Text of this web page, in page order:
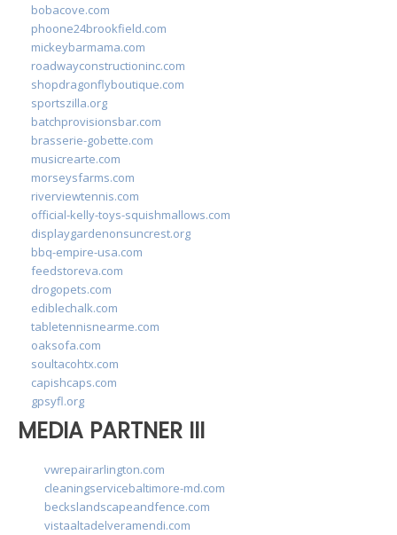
bobacove.com
phoone24brookfield.com
mickeybarmama.com
roadwayconstructioninc.com
shopdragonflyboutique.com
sportszilla.org
batchprovisionsbar.com
brasserie-gobette.com
musicrearte.com
morseysfarms.com
riverviewtennis.com
official-kelly-toys-squishmallows.com
displaygardenonsuncrest.org
bbq-empire-usa.com
feedstoreva.com
drogopets.com
ediblechalk.com
tabletennisnearme.com
oaksofa.com
soultacohtx.com
capishcaps.com
gpsyfl.org
MEDIA PARTNER III
vwrepairarlington.com
cleaningservicebaltimore-md.com
beckslandscapeandfence.com
vistaaltadelveramendi.com